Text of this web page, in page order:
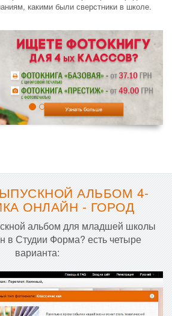
какими были сверстники в школе.
АЛЬБОМ 4-
ОНЛАЙН - ГОРОД
альбом для младшей школы
в Студии Форма? есть четыре
варианта: